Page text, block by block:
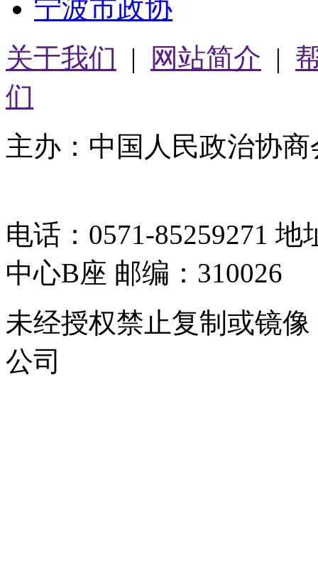
宁波市政协
关于我们 | 网站简介 |
们
主办：中国人民政治协
电话：0571-85259271
中心B座 邮编：310026
未经授权禁止复制或镜
公司